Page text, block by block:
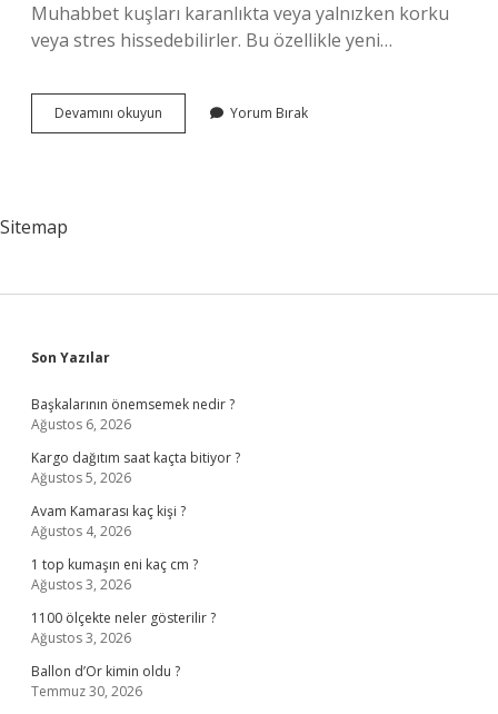
Muhabbet kuşları karanlıkta veya yalnızken korku
veya stres hissedebilirler. Bu özellikle yeni…
Devamını okuyun
Öten
Yorum Bırak
Sitemap
Sidebar
Son Yazılar
Başkalarının önemsemek nedir ?
Ağustos 6, 2026
Kargo dağıtım saat kaçta bitiyor ?
Ağustos 5, 2026
Avam Kamarası kaç kişi ?
Ağustos 4, 2026
1 top kumaşın eni kaç cm ?
Ağustos 3, 2026
1100 ölçekte neler gösterilir ?
Ağustos 3, 2026
Ballon d’Or kimin oldu ?
Temmuz 30, 2026